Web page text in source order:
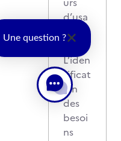
d’usa
ge
-
L’iden
tificat
ion
des
besoi
ns
Une question ?